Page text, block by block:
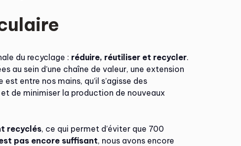
du recyclage : réduire, réutiliser et recycler.
sein d’une chaîne de valeur, une extension
entre nos mains, qu’il s’agisse des
de minimiser la production de nouveaux
recyclés, ce qui permet d’éviter que 700
pas encore suffisant, nous avons encore